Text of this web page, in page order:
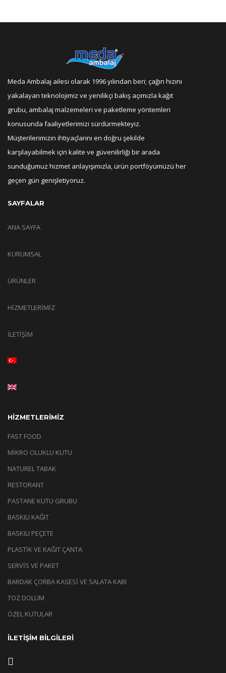
Meda Ambalaj ailesi olarak 1996 yılından beri; çağın hızını
yakalayan teknolojimiz ve yenilikçi bakış açımızla kağıt
grubu, ambalaj malzemeleri ve paketleme yöntemleri
konusunda faaliyetlerimizi sürdürmekteyiz.
Müşterilerimizin ihtiyaçlarını en doğru şekilde
karşılayabilmek için kalite ve güvenilirliği bir arada
sunduğumuz hizmet anlayışımızla, ürün portföyümüzü her
geçen gün genişletiyoruz.
SAYFALAR
ANA SAYFA
KURUMSAL
ÜRÜNLER
HİZMETLERİMİZ
İLETİŞİM
HİZMETLERİMİZ
FAST FOOD
MİKRO OLUKLU KUTU
NATUREL TABAK
RESTORANT
PASTANE KUTU GRUBU
BASKILI KAĞIT
BASKILI PEÇETE
PLASTİK VE KAĞIT ÇANTA
SERVİS VE PAKET
BARDAK ÇORBA KASESİ VE SALATA KABI
TOZ DOLUM
ÖZEL KUTULAR
İLETİŞİM BİLGİLERİ